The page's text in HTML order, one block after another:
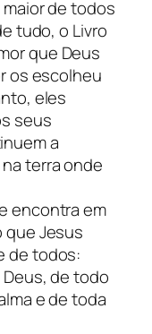
de todos
tudo, o Livro
que Deus
os escolheu
eles
seus
a
terra onde
encontra em
que Jesus
de todos:
Deus, de todo
e de toda